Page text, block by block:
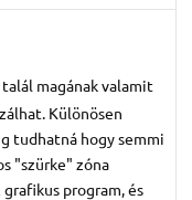
magának valamit
Különösen
tudhatná hogy semmi
"szürke" zóna
program, és